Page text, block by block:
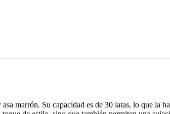
marrón. Su capacidad es de 30 latas, lo que la